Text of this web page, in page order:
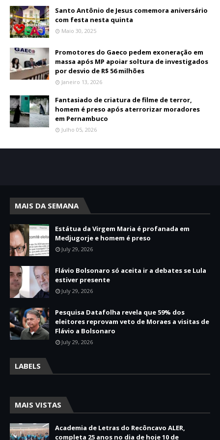
Santo Antônio de Jesus comemora aniversário
com festa nesta quinta
Maio 30, 2025
Promotores do Gaeco pedem exoneração em
massa após MP apoiar soltura de investigados
por desvio de R$ 56 milhões
Janeiro 13, 2026
Fantasiado de criatura de filme de terror,
homem é preso após aterrorizar moradores
em Pernambuco
Julho 05, 2026
MAIS DA SEMANA
Estátua da Virgem Maria é profanada em
Medjugorje e homem é preso
July 29, 2026
Flávio Bolsonaro só aceita ir a debates se Lula
estiver presente
July 29, 2026
Pesquisa Datafolha revela que 59% dos
eleitores reprovam veto de Moraes a visitas de
Flávio a Bolsonaro
July 29, 2026
LABELS
MAIS VISTAS
Academia de Letras do Recôncavo ALER,
completa 25 anos no dia de hoje 10 de